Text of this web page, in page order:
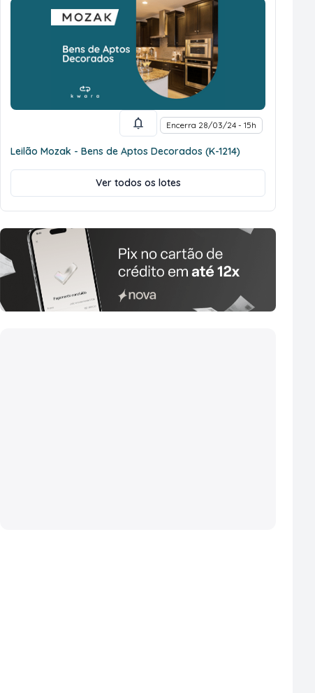
Encerra 28/03/24 - 15h
Leilão Mozak - Bens de Aptos Decorados (K-1214)
Ver todos os lotes